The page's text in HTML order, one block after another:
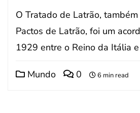
O Tratado de Latrão,
Pactos de Latrão, foi um
1929 entre o Reino da Itália
Mundo 0 6 min read